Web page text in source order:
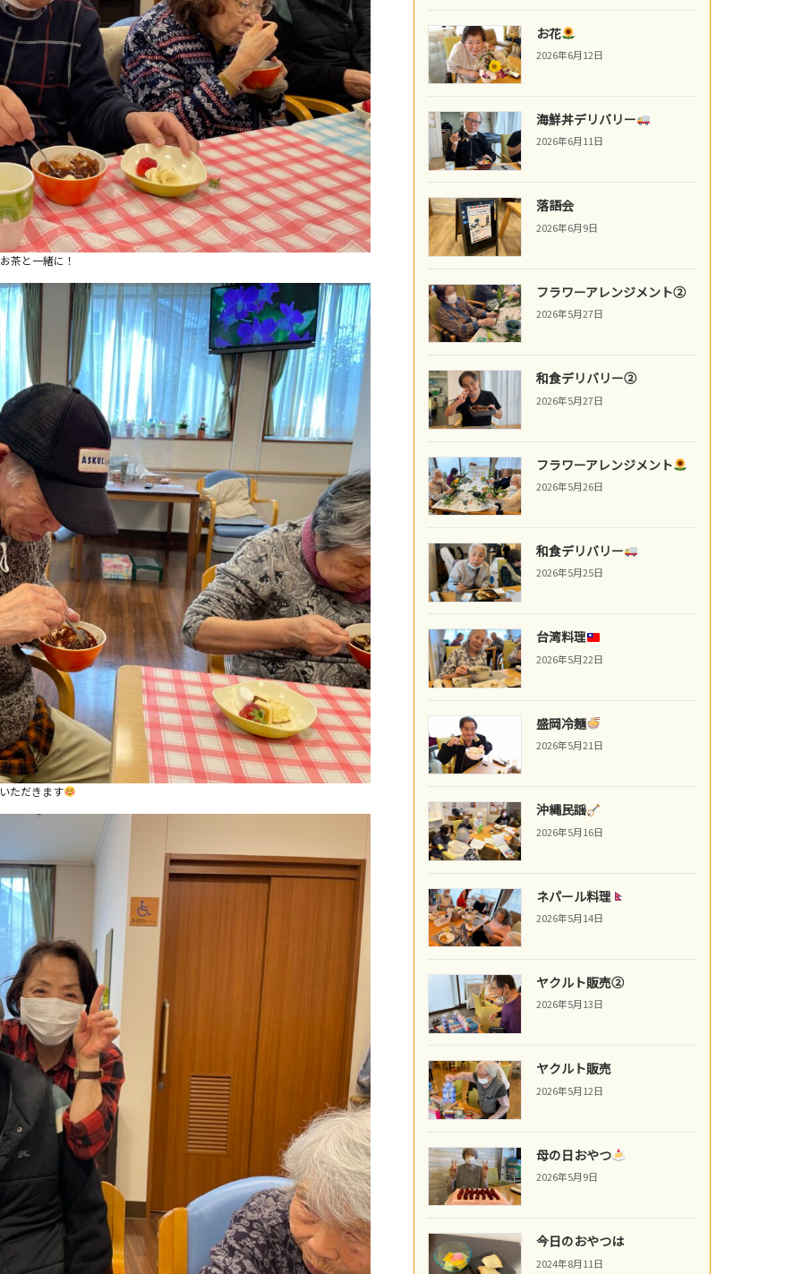
お茶と一緒に！
ただきます
お花
2026年6月12日
海鮮丼デリバリー
2026年6月11日
落語会
2026年6月9日
フラワーアレンジメント②
2026年5月27日
和食デリバリー②
2026年5月27日
フラワーアレンジメント
2026年5月26日
和食デリバリー
2026年5月25日
台湾料理
2026年5月22日
盛岡冷麺
2026年5月21日
沖縄民謡
2026年5月16日
ネパール料理
2026年5月14日
ヤクルト販売②
2026年5月13日
ヤクルト販売
2026年5月12日
母の日おやつ
2026年5月9日
今日のおやつは
2024年8月11日